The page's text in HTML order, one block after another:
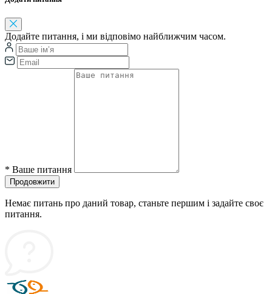
Додайте питання, і ми відповімо найближчим часом.
* Ваше питання
Продовжити
Немає питань про даний товар, станьте першим і задайте своє
питання.